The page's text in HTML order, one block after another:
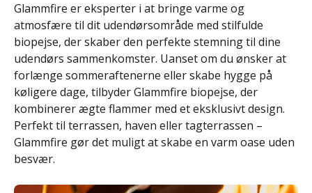
Glammfire er eksperter i at bringe varme og
atmosfære til dit udendørsområde med stilfulde
biopejse, der skaber den perfekte stemning til dine
udendørs sammenkomster. Uanset om du ønsker at
forlænge sommeraftenerne eller skabe hygge på
køligere dage, tilbyder Glammfire biopejse, der
kombinerer ægte flammer med et eksklusivt design.
Perfekt til terrassen, haven eller tagterrassen –
Glammfire gør det muligt at skabe en varm oase uden
besvær.